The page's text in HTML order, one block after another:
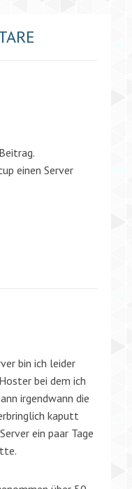
einen Server
bin ich leider
bei dem ich
irgendwann die
kaputt
ein paar Tage